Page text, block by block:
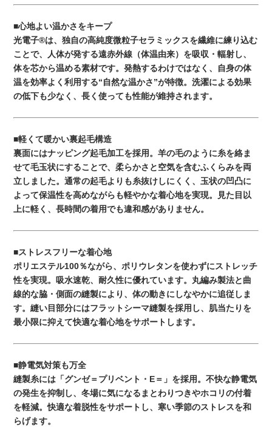
■心地よい温かさをキープ
光電子®は、独自の高純度微粒子セラミックスを繊維に練り込む
ことで、人体が発する遠赤外線（体温由来）を吸収・輻射し、
体を芯から温める素材です。発熱するわけではなく、自身の体
温を効率よく利用する“自然な温かさ”が特徴。洗濯による効果
の低下も少なく、長く使っても性能が維持されます。
■軽くて暖かい裏起毛構造
裏面にはナッピング起毛加工を採用。羊の毛のように糸を絡ま
せて毛玉状にすることで、柔らかさと空気を含むふくらみを両
立しました。通常の起毛よりも糸抜けしにくく、玉状の凹凸に
よって保温性を高めながらも軽やかな着心地を実現。見た目以
上に軽く、長時間の着用でも違和感がありません。
■ストレスフリーな着心地
ポリエステル100％ながら、ポリウレタンを使わずにストレッチ
性を実現。吸水速乾、耐久性に優れています。丸編み製法と曲
線的な脇・側面の縫製により、体の動きにしなやかに追従しま
す。縫い目部分にはフラットシーマ縫製を採用し、肌当たりを
最小限に抑えて快適な着心地をサポートします。
■静電気対策も万全
縫製糸には「グンゼ＝プリベント・E＝」を採用。不快な静電気
の発生を抑制し、冬場に気になるまとわりつきやホコリの付着
を軽減。快適な着脱性をサポートし、寒い季節のストレスを和
らげます。